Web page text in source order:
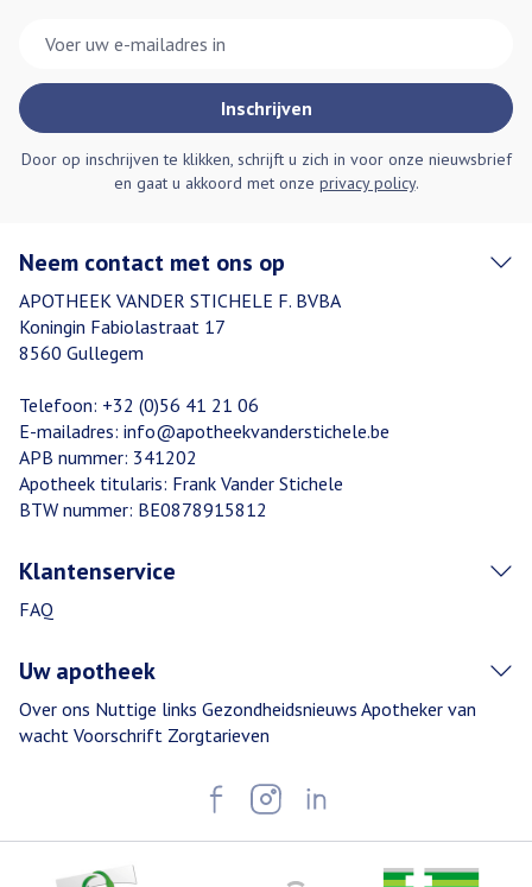
Inschrijven
Door op inschrijven te klikken, schrijft u zich in voor onze nieuwsbrief
en gaat u akkoord met onze privacy policy.
Neem contact met ons op
APOTHEEK VANDER STICHELE F. BVBA
Koningin Fabiolastraat 17
8560 Gullegem
Telefoon: +32 (0)56 41 21 06
E-mailadres: info@apotheekvanderstichele.be
APB nummer: 341202
Apotheek titularis: Frank Vander Stichele
BTW nummer: BE0878915812
Klantenservice
FAQ
Uw apotheek
Over ons Nuttige links Gezondheidsnieuws Apotheker van
wacht Voorschrift Zorgtarieven